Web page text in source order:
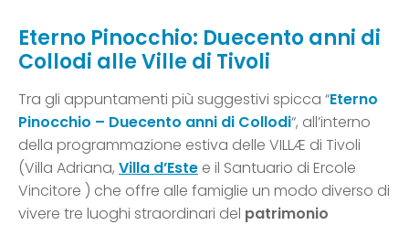
Eterno Pinocchio: Duecento anni di
Collodi alle Ville di Tivoli
Tra gli appuntamenti più suggestivi spicca “Eterno
Pinocchio – Duecento anni di Collodi“, all’interno
della programmazione estiva delle VILLÆ di Tivoli
(Villa Adriana, Villa d’Este e il Santuario di Ercole
Vincitore ) che offre alle famiglie un modo diverso di
vivere tre luoghi straordinari del patrimonio